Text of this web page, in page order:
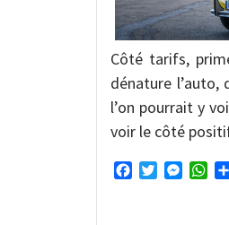
Côté tarifs,
dénature
l’on pourrait y
voir le côté
FacebookTwitter